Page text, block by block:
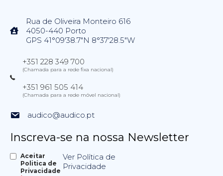
Rua de Oliveira Monteiro 616
4050-440 Porto
GPS 41°09'38.7"N 8°37'28.5"W
+351 228 349 700
(Chamada para a rede fixa nacional)
+351 961 505 414
(Chamada para a rede móvel nacional)
audico@audico.pt
Inscreva-se na nossa Newsletter
Aceitar
Politica de
Privacidade
Ver Política de
Privacidade